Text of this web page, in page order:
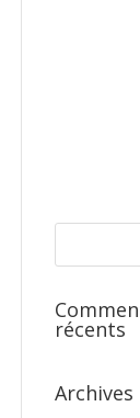
récents
Archives